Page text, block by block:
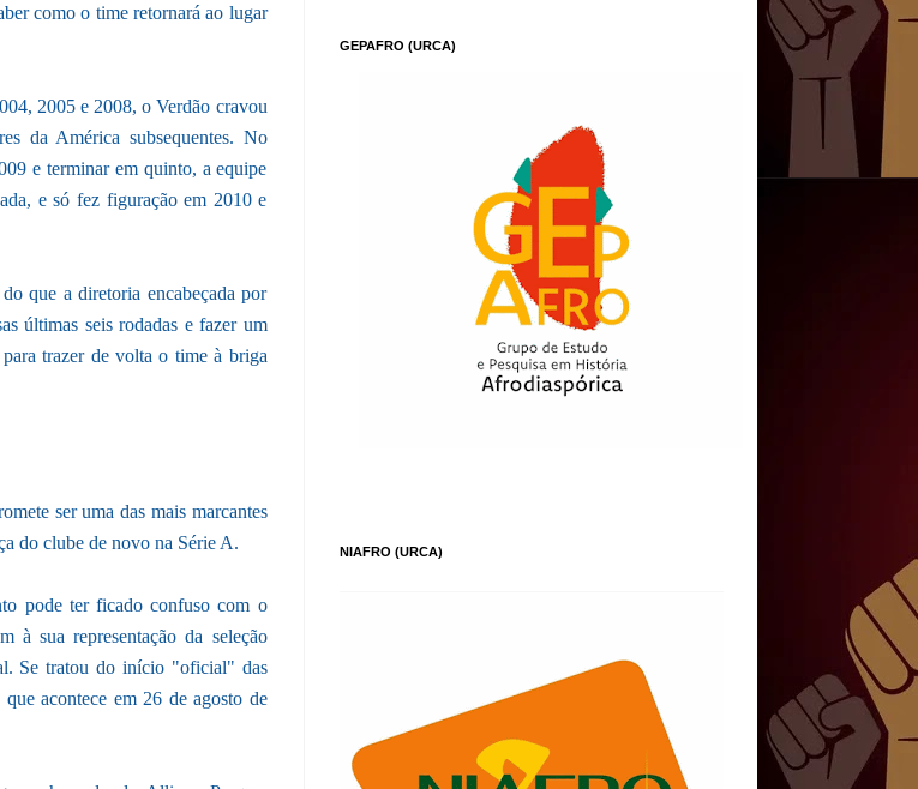
como o time retornará ao lugar
2005 e 2008, o Verdão cravou
da América subsequentes. No
e terminar em quinto, a equipe
e só fez figuração em 2010 e
que a diretoria encabeçada por
últimas seis rodadas e fazer um
trazer de volta o time à briga
ser uma das mais marcantes
do clube de novo na Série A.
pode ter ficado confuso com o
à sua representação da seleção
Se tratou do início "oficial" das
acontece em 26 de agosto de
GEPAFRO (URCA)
NIAFRO (URCA)